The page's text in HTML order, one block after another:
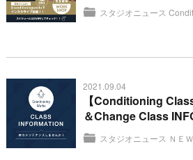
スタジオニュース
2021.09.04
【Conditioning
＆Change Class
スタジオニュース ＮＥ